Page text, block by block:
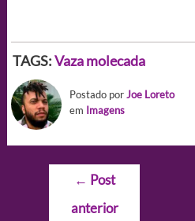
TAGS:Vaza molecada
Postado porJoe Loreto
em Imagens
Navegação
Post
← Post
anterior